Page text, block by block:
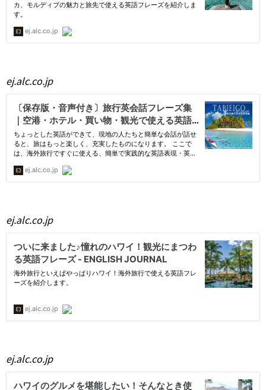
ej.alc.co.jp
ej.alc.co.jp
ej.alc.co.jp